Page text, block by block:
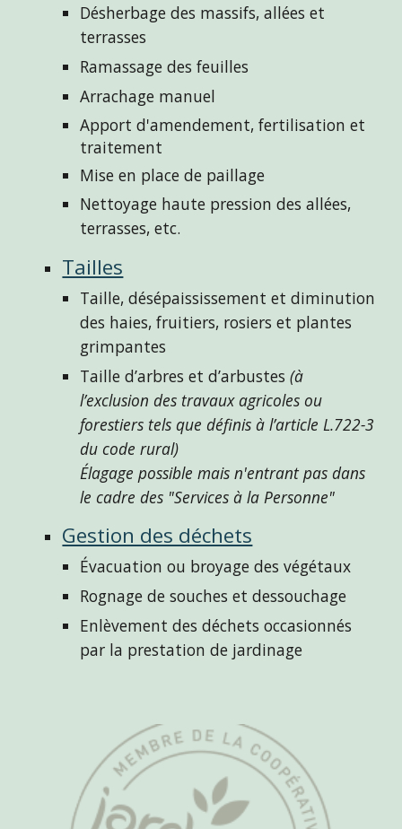
Désherbage des massifs, allées et
terrasses
Ramassage des feuilles
Arrachage manuel
Apport d'amendement, fertilisation et
traitement
Mise en place de paillage
Nettoyage haute pression des allées,
terrasses, etc.
Tailles
Taille, désépaississement et
des haies, fruitiers, rosiers et plantes
grimpantes
Taille d’arbres et d’arbustes (à
l’exclusion des travaux agricoles ou
forestiers tels que définis à l’article L.722-3
du code rural)
Élagage possible mais n'entrant pas dans
le cadre des "Services à la Personne"
Gestion des déchets
Évacuation ou broyage des végétaux
Rognage de souches et dessouchage
Enlèvement des déchets occasionnés
par la prestation de jardinage